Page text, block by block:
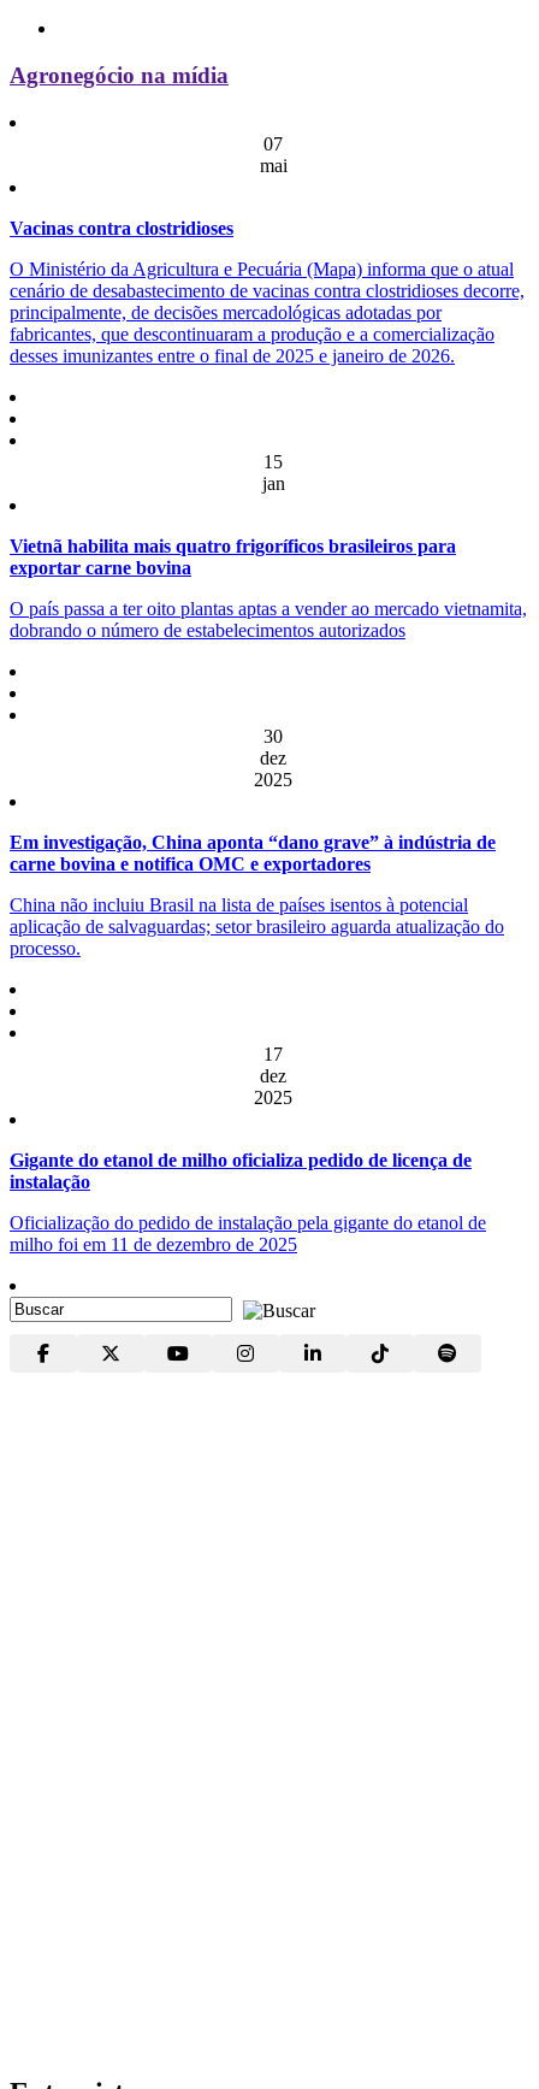
Agronegócio na mídia
07
mai
Vacinas contra clostridioses
O Ministério da Agricultura e Pecuária (Mapa) informa que o atual
cenário de desabastecimento de vacinas contra clostridioses decorre,
principalmente, de decisões mercadológicas adotadas por
fabricantes, que descontinuaram a produção e a comercialização
desses imunizantes entre o final de 2025 e janeiro de 2026.
15
jan
Vietnã habilita mais quatro frigoríficos brasileiros para
exportar carne bovina
O país passa a ter oito plantas aptas a vender ao mercado vietnamita,
dobrando o número de estabelecimentos autorizados
30
dez
2025
Em investigação, China aponta “dano grave” à indústria de
carne bovina e notifica OMC e exportadores
China não incluiu Brasil na lista de países isentos à potencial
aplicação de salvaguardas; setor brasileiro aguarda atualização do
processo.
17
dez
2025
Gigante do etanol de milho oficializa pedido de licença de
instalação
Oficialização do pedido de instalação pela gigante do etanol de
milho foi em 11 de dezembro de 2025